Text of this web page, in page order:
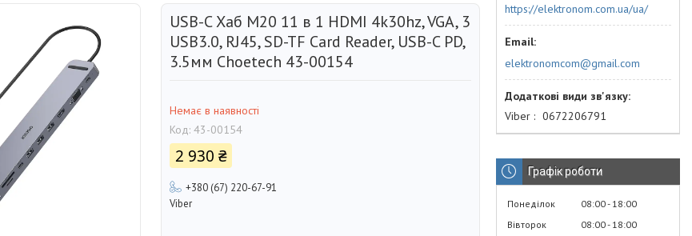
USB-C Хаб M20 11 в 1 HDMI 4k30hz, VGA, 3
USB3.0, RJ45, SD-TF Card Reader, USB-C PD,
3.5мм Choetech 43-00154
Немає в наявності
Код: 43-00154
2 930 ₴
+380 (67) 220-67-91
Viber
https://elektronom.com.ua/ua/
elektronomcom@gmail.com
Viber 0672206791
Графік роботи
Понеділок 08:00 18:00
Вівторок
08:00 18:00